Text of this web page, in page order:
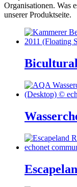
Organisationen. Was
unserer Produktseite.